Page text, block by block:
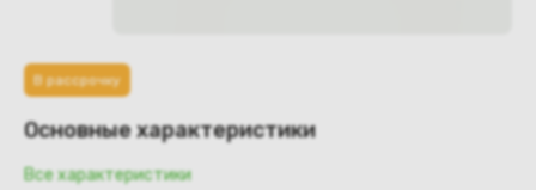
В рассрочку
Основные характеристики
Все характеристики